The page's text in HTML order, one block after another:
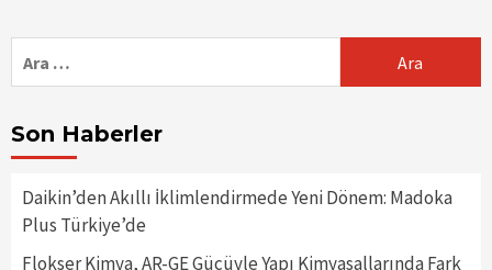
Son Haberler
Daikin’den Akıllı İklimlendirmede Yeni Dönem: Madoka
Plus Türkiye’de
Flokser Kimya, AR-GE Gücüyle Yapı Kimyasallarında Fark